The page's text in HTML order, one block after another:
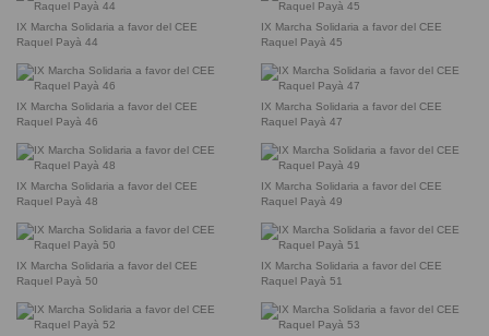
IX Marcha Solidaria a favor del CEE
Raquel Payà 44
IX Marcha Solidaria a favor del CEE
Raquel Payà 45
IX Marcha Solidaria a favor del CEE
Raquel Payà 46
IX Marcha Solidaria a favor del CEE
Raquel Payà 47
IX Marcha Solidaria a favor del CEE
Raquel Payà 48
IX Marcha Solidaria a favor del CEE
Raquel Payà 49
IX Marcha Solidaria a favor del CEE
Raquel Payà 50
IX Marcha Solidaria a favor del CEE
Raquel Payà 51